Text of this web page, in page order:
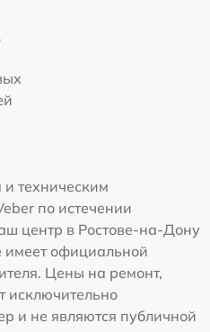
техническим
по истечении
центр в Ростове-на-Дону
имеет официальной
Цены на ремонт,
исключительно
и не являются публичной